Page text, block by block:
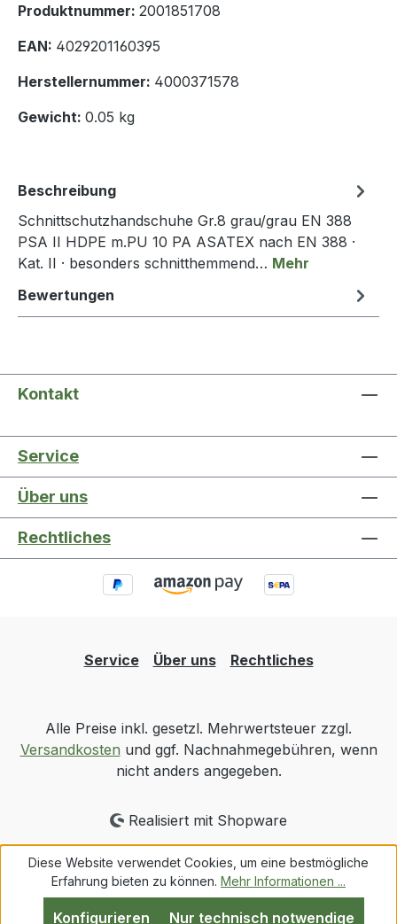
Produktnummer: 2001851708
EAN: 4029201160395
Herstellernummer: 4000371578
Gewicht: 0.05 kg
Beschreibung
Schnittschutzhandschuhe Gr.8 grau/grau EN 388
PSA II HDPE m.PU 10 PA ASATEX nach EN 388 ·
Kat. II · besonders schnitthemmend… Mehr
Bewertungen
Kontakt
Service
Über uns
Rechtliches
Service Über uns Rechtliches
Alle Preise inkl. gesetzl. Mehrwertsteuer zzgl.
Versandkosten und ggf. Nachnahmegebühren, wenn
nicht anders angegeben.
Realisiert mit Shopware
Diese Website verwendet Cookies, um eine bestmögliche
Erfahrung bieten zu können. Mehr Informationen ...
Nur technisch notwendige
Konfigurieren